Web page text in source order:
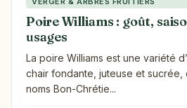
Poire Williams : goût,
usages
La poire Williams est une variété
chair fondante, juteuse et sucrée,
noms Bon-Chrétie...